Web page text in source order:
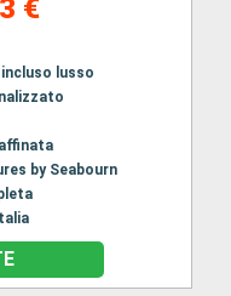
€
lusso
by Seabourn